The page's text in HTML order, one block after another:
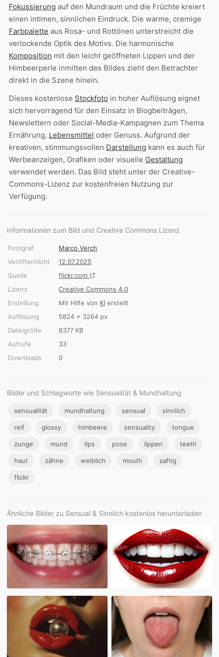
Fokussierung auf den Mundraum und die Früchte kreiert
einen intimen, sinnlichen Eindruck. Die warme, cremige
Farbpalette aus Rosa- und Rottönen unterstreicht die
verlockende Optik des Motivs. Die harmonische
Komposition mit den leicht geöffneten Lippen und der
Himbeerperle inmitten des Bildes zieht den Betrachter
direkt in die Szene hinein.
Dieses kostenlose Stockfoto in hoher Auflösung eignet
sich hervorragend für den Einsatz in Blogbeiträgen,
Newslettern oder Social-Media-Kampagnen zum Thema
Ernährung, Lebensmittel oder Genuss. Aufgrund der
kreativen, stimmungsvollen Darstellung kann es auch für
Werbeanzeigen, Grafiken oder visuelle Gestaltung
verwendet werden. Das Bild steht unter der Creative-
Commons-Lizenz zur kostenfreien Nutzung zur
Verfügung.
Informationen zum Bild und Creative Commons Lizenz
Fotograf
Marco Verch
Veröffentlicht
12.07.2025
Quelle
flickr.com
Lizenz
Creative Commons 4.0
Erstellung
Mit Hilfe von KI erstellt
Auflösung
5824 × 3264 px
Dateigröße
8377 KB
Aufrufe
33
Downloads
0
Bilder und Schlagworte wie Sensualität & Mundhaltung
sensualität mundhaltung sensual sinnlich
reif glossy himbeere sensuality tongue
zunge mund lips pose lippen teeth
haut zähne weiblich mouth saftig
flickr
Ähnliche Bilder zu Sensual & Sinnlich kostenlos herunterladen